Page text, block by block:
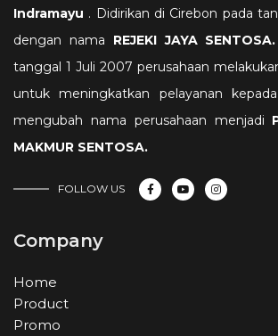
Indramayu . Didirikan di Cirebon pada
dengan nama REJEKI JAYA SENTOSA.
tanggal 1 Juli 2007 perusahaan
untuk meningkatkan pelayanan
mengubah nama perusahaan menjadi
MAKMUR SENTOSA.
FOLLOW US
Company
Home
Product
Promo